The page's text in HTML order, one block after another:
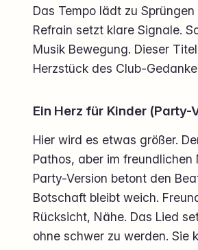
Das Tempo lädt zu Sprüngen
Refrain setzt klare Signale.
Musik Bewegung. Dieser
Herzstück des Club-
Ein Herz für Kinder (Party-
Hier wird es etwas größer.
Pathos, aber im freundlichen
Party-Version betont den
Botschaft bleibt weich.
Rücksicht, Nähe. Das Lied
ohne schwer zu werden. Sie